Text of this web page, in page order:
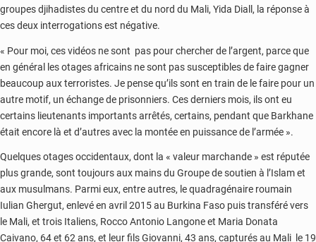
groupes djihadistes du centre et du nord du Mali, Yida Diall, la réponse à
ces deux interrogations est négative.
« Pour moi, ces vidéos ne sont pas pour chercher de l’argent, parce que
en général les otages africains ne sont pas susceptibles de faire gagner
beaucoup aux terroristes. Je pense qu’ils sont en train de le faire pour un
autre motif, un échange de prisonniers. Ces derniers mois, ils ont eu
certains lieutenants importants arrêtés, certains, pendant que Barkhane
était encore là et d’autres avec la montée en puissance de l’armée ».
Quelques otages occidentaux, dont la « valeur marchande » est réputée
plus grande, sont toujours aux mains du Groupe de soutien à l’Islam et
aux musulmans. Parmi eux, entre autres, le quadragénaire roumain
Iulian Ghergut, enlevé en avril 2015 au Burkina Faso puis transféré vers
le Mali, et trois Italiens, Rocco Antonio Langone et Maria Donata
Caivano, 64 et 62 ans, et leur fils Giovanni, 43 ans, capturés au Mali le 19